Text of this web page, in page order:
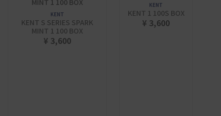
KENT
KENT S SERIES SPARK
MINT 1 100 BOX
¥ 3,600
KENT
KENT 1 100S BOX
¥ 3,600